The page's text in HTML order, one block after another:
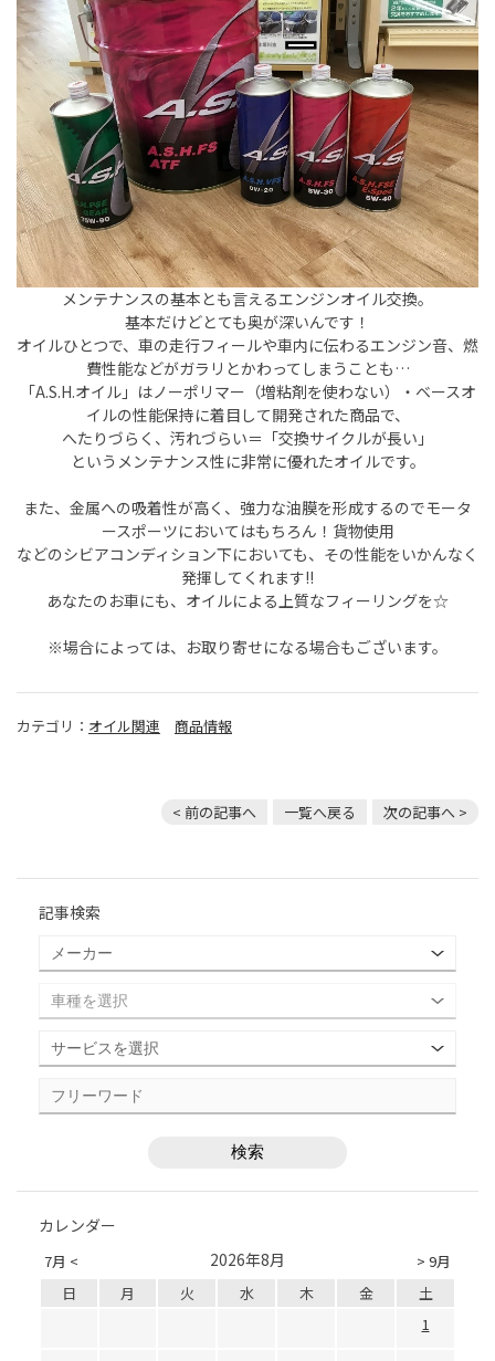
メンテナンスの基本とも言えるエンジンオイル交換。
基本だけどとても奥が深いんです！
オイルひとつで、車の走行フィールや車内に伝わるエンジン音、燃
費性能などがガラリとかわってしまうことも…
「A.S.H.オイル」はノーポリマー（増粘剤を使わない）・ベースオ
イルの性能保持に着目して開発された商品で、
へたりづらく、汚れづらい＝「交換サイクルが長い」
というメンテナンス性に非常に優れたオイルです。
また、金属への吸着性が高く、強力な油膜を形成するのでモータ
ースポーツにおいてはもちろん！貨物使用
などのシビアコンディション下においても、その性能をいかんなく
発揮してくれます!!
あなたのお車にも、オイルによる上質なフィーリングを☆
※場合によっては、お取り寄せになる場合もございます。
カテゴリ： オイル関連 商品情報
< 前の記事へ 一覧へ戻る 次の記事へ >
記事検索
カレンダー
7月 < > 9月
2026年8月
日 月 火 水 木 金
土
1